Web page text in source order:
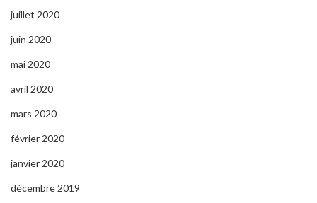
juillet 2020
juin 2020
mai 2020
avril 2020
mars 2020
février 2020
janvier 2020
décembre 2019